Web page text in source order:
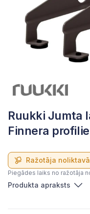
Ruukki Jumta
Finnera
Ražotāja noliktavā
Piegādes laiks no ražotāja
Produkta apraksts